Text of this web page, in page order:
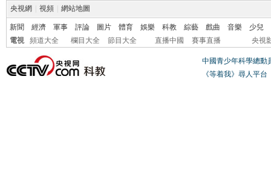
央視網 視頻 網站地圖
新聞 經濟 軍事 評論 圖片 體育 娛樂 科教 綜藝 戲曲 音樂
少兒
電視
頻道大全 欄目大全 節目大全 直播中國 賽事直播 央視
中國青少年科學總動
《等着我》尋人平台